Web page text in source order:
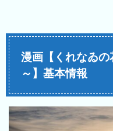
漫画【くれなゐ
～】基本情報